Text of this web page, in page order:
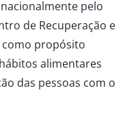
pelo
de Recuperação e
como propósito
alimentares
das pessoas com o